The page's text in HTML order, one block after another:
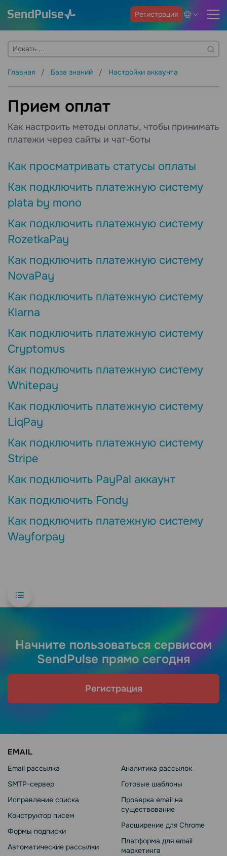
Регистрация
Главная База знаний Настройки аккаунта
Прием оплат
Как настроить методы оплаты, чтобы принимать
платежи через сайты и чат-боты
Как просматривать статусы оплаты
Как подключить платежную систему
plata by mono
Как подключить платежную систему
RozetkaPay
Как подключить платежную систему
NovaPay
Как подключить платежную систему
Klarna
Как подключить платежную систему
Cryptomus
Как подключить платежную систему
Whitepay
Как подключить платежную систему
LiqPay
Как подключить платежную систему
Stripe
Как подключить PayPal аккаунт
Как подключить Fondy
Как подключить платежную систему
Wayforpay
Начните пользоваться сервисом
SendPulse прямо сегодня
Регистрация
EMAIL
Email рассылка
SMTP-сервер
Исправление списка
Конструктор писем
Формы подписки
Автоматические рассылки
Аналитика рассылок
Готовые шаблоны
Проверка email на
существование
Расширение для Chrome
Платформа для email
маркетинга